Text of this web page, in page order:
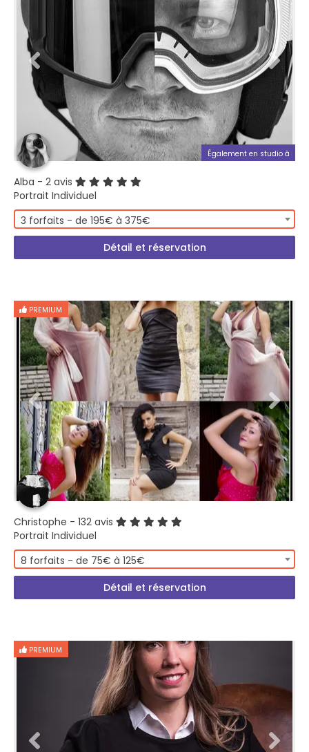
Également en studio à
Alba - 2 avis
Portrait Individuel
3 forfaits - de 195€ à 375€
Détail et réservation
PREMIUM
Christophe - 132 avis
Portrait Individuel
8 forfaits - de 75€ à 125€
Détail et réservation
PREMIUM